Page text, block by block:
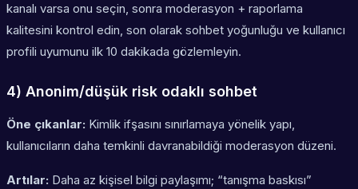
kanalı varsa onu seçin, sonra moderasyon + raporlama
kalitesini kontrol edin, son olarak sohbet yoğunluğu ve kullanıcı
profili uyumunu ilk 10 dakikada gözlemleyin.
4) Anonim/düşük risk odaklı sohbet
Öne çıkanlar: Kimlik ifşasını sınırlamaya yönelik yapı,
kullanıcıların daha temkinli davranabildiği moderasyon düzeni.
Artılar: Daha az kişisel bilgi paylaşımı; “tanışma baskısı”